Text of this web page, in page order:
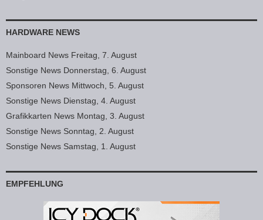
HARDWARE NEWS
Mainboard News Freitag, 7. August
Sonstige News Donnerstag, 6. August
Sponsoren News Mittwoch, 5. August
Sonstige News Dienstag, 4. August
Grafikkarten News Montag, 3. August
Sonstige News Sonntag, 2. August
Sonstige News Samstag, 1. August
EMPFEHLUNG